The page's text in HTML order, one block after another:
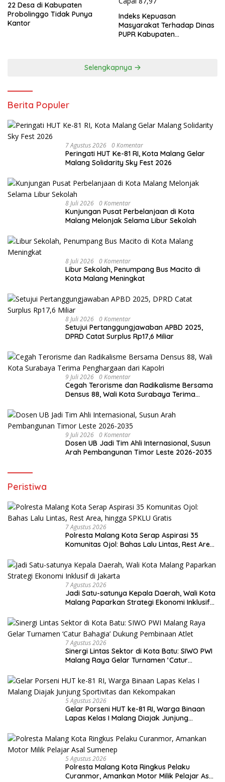
22 Desa di Kabupaten
Probolinggo Tidak Punya
Kantor
Indeks Kepuasan
Masyarakat Terhadap Dinas
PUPR Kabupaten
Selengkapnya
Berita Populer
7 Agustus 2026 0 Komentar
Peringati HUT Ke-81 RI, Kota Malang Gelar
Malang Solidarity Sky Fest 2026
8 Juli 2026 0 Komentar
Kunjungan Pusat Perbelanjaan di Kota
Malang Melonjak Selama Libur Sekolah
8 Juli 2026 0 Komentar
Libur Sekolah, Penumpang Bus Macito di
Kota Malang Meningkat
8 Juli 2026 0 Komentar
Setujui Pertanggungjawaban APBD 2025,
DPRD Catat Surplus Rp17,6 Miliar
9 Juli 2026 0 Komentar
Cegah Terorisme dan Radikalisme Bersama
Densus 88, Wali Kota Surabaya Terima
9 Juli 2026 0 Komentar
Dosen UB Jadi Tim Ahli Internasional, Susun
Arah Pembangunan Timor Leste 2026-2035
Peristiwa
7 Agustus 2026
Polresta Malang Kota Serap Aspirasi 35
Komunitas Ojol: Bahas Lalu Lintas, Rest Area,
7 Agustus 2026
Jadi Satu-satunya Kepala Daerah, Wali Kota
Malang Paparkan Strategi Ekonomi Inklusif
7 Agustus 2026
Sinergi Lintas Sektor di Kota Batu: SIWO PWI
Malang Raya Gelar Turnamen ‘Catur
5 Agustus 2026
Gelar Porseni HUT ke-81 RI, Warga Binaan
Lapas Kelas I Malang Diajak Junjung
5 Agustus 2026
Polresta Malang Kota Ringkus Pelaku
Curanmor, Amankan Motor Milik Pelajar Asal